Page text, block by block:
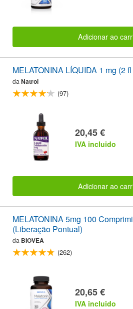
Adicionar ao
MELATONINA LÍQUIDA 1 mg (2
da Natrol
(97)
20,45 €
IVA incluido
Adicionar ao
MELATONINA 5mg 100
(Liberação Pontual)
da BIOVEA
(262)
20,65 €
IVA incluido